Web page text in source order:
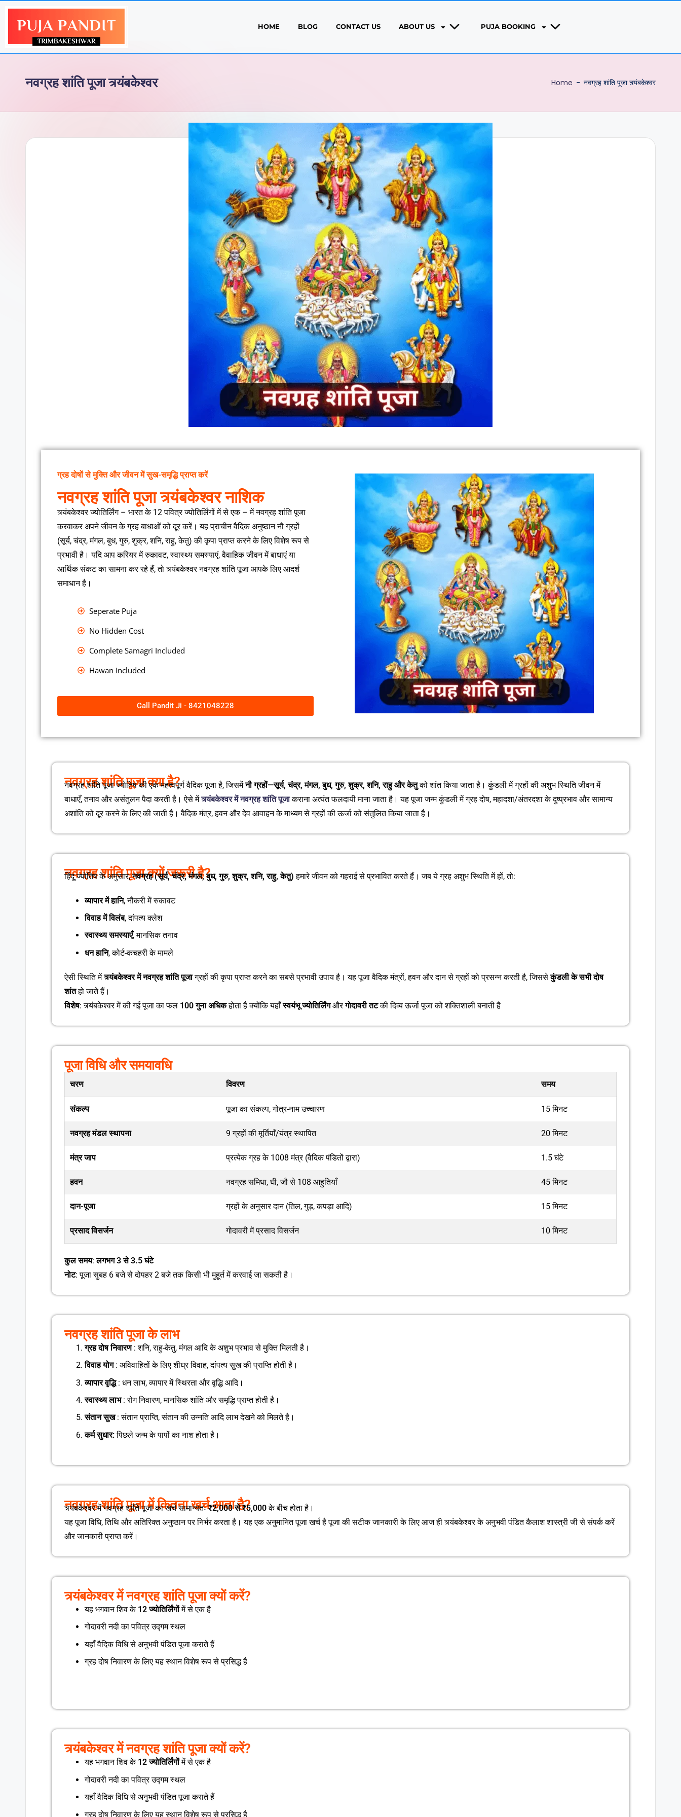
HOME BLOG CONTACT US ABOUT US PUJA BOOKING
नवग्रह शांति पूजा त्र्यंबकेश्वर Home - नवग्रह शांति पूजा त्र्यंबकेश्वर
ग्रह दोषों से मुक्ति और जीवन में सुख-समृद्धि प्राप्त करें
नवग्रह शांति पूजा त्र्यंबकेश्वर नाशिक
त्र्यंबकेश्वर ज्योतिर्लिंग – भारत के 12 पवित्र ज्योतिर्लिंगों में से एक – में नवग्रह शांति पूजा
करवाकर अपने जीवन के ग्रह बाधाओं को दूर करें। यह प्राचीन वैदिक अनुष्ठान नौ ग्रहों
(सूर्य, चंद्र, मंगल, बुध, गुरु, शुक्र, शनि, राहु, केतु) की कृपा प्राप्त करने के लिए विशेष रूप से
प्रभावी है। यदि आप करियर में रुकावट, स्वास्थ्य समस्याएं, वैवाहिक जीवन में बाधाएं या
आर्थिक संकट का सामना कर रहे हैं, तो त्र्यंबकेश्वर नवग्रह शांति पूजा आपके लिए आदर्श
समाधान है।
Seperate Puja
No Hidden Cost
Complete Samagri Included
Hawan Included
Call Pandit Ji - 8421048228
नवग्रह शांति पूजा क्या है?
नवग्रह शांति पूजा ज्योतिष की एक महत्वपूर्ण वैदिक पूजा है, जिसमेंनौ ग्रहों—सूर्य, चंद्र, मंगल, बुध, गुरु, शुक्र, शनि, राहु और केतुको शांत किया जाता है। कुंडली में ग्रहों की अशुभ स्थिति जीवन में
बाधाएँ, तनाव और असंतुलन पैदा करती है। ऐसे मेंत्र्यंबकेश्वर में नवग्रह शांति पूजाकराना अत्यंत फलदायी माना जाता है। यह पूजा जन्म कुंडली में ग्रह दोष, महादशा/अंतरदशा के दुष्प्रभाव और सामान्य
अशांति को दूर करने के लिए की जाती है। वैदिक मंत्र, हवन और देव आवाहन के माध्यम से ग्रहों की ऊर्जा को संतुलित किया जाता है।
नवग्रह शांति पूजा क्यों जरूरी है?
हिंदू ज्योतिष के अनुसार,नवग्रह (सूर्य, चंद्र, मंगल, बुध, गुरु, शुक्र, शनि, राहु, केतु) हमारे जीवन को गहराई से प्रभावित करते हैं। जब ये ग्रह अशुभ स्थिति में हों, तो:
व्यापार में हानि, नौकरी में रुकावट
विवाह में विलंब, दांपत्य क्लेश
स्वास्थ्य समस्याएँ, मानसिक तनाव
धन हानि, कोर्ट-कचहरी के मामले
ऐसी स्थिति मेंत्र्यंबकेश्वर में नवग्रह शांति पूजाग्रहों की कृपा प्राप्त करने का सबसे प्रभावी उपाय है। यह पूजा वैदिक मंत्रों, हवन और दान से ग्रहों को प्रसन्न करती है, जिससेकुंडली के सभी दोष
शांतहो जाते हैं।
विशेष: त्र्यंबकेश्वर में की गई पूजा का फल 100 गुना अधिकहोता है क्योंकि यहाँस्वयंभू ज्योतिर्लिंगऔरगोदावरी तटकी दिव्य ऊर्जा पूजा को शक्तिशाली बनाती है
पूजा विधि और समयावधि
चरण विवरण समय
संकल्प पूजा का संकल्प, गोत्र-नाम उच्चारण 15 मिनट
नवग्रह मंडल स्थापना 9 ग्रहों की मूर्तियाँ/यंत्र स्थापित 20 मिनट
मंत्र जाप प्रत्येक ग्रह के 1008 मंत्र (वैदिक पंडितों द्वारा) 1.5 घंटे
हवन नवग्रह समिधा, घी, जौ से 108 आहुतियाँ 45 मिनट
दान-पूजा ग्रहों के अनुसार दान (तिल, गुड़, कपड़ा आदि) 15 मिनट
प्रसाद विसर्जन गोदावरी में प्रसाद विसर्जन 10 मिनट
कुल समय:लगभग 3 से 3.5 घंटे
नोट: पूजा सुबह 6 बजे से दोपहर 2 बजे तक किसी भी मुहूर्त में करवाई जा सकती है।
नवग्रह शांति पूजा के लाभ
ग्रह दोष निवारण: शनि, राहु-केतु, मंगल आदि के अशुभ प्रभाव से मुक्ति मिलती है।
विवाह योग: अविवाहितों के लिए शीघ्र विवाह, दांपत्य सुख की प्राप्ति होती है।
व्यापार वृद्धि: धन लाभ, व्यापार में स्थिरता और वृद्धि आदि।
स्वास्थ्य लाभ: रोग निवारण, मानसिक शांति और समृद्धि प्राप्त होती है।
संतान सुख: संतान प्राप्ति, संतान की उन्नति आदि लाभ देखने को मिलते है।
कर्म सुधार:पिछले जन्म के पापों का नाश होता है।
नवग्रह शांति पूजा में कितना खर्च आता है?
त्र्यंबकेश्वर में नवग्रह शांति पूजा का खर्च सामान्यतः₹2,000 से ₹5,000के बीच होता है।
यह पूजा विधि, तिथि और अतिरिक्त अनुष्ठान पर निर्भर करता है। यह एक अनुमानित पूजा खर्च है पूजा की सटीक जानकारी के लिए आज ही त्र्यंबकेश्वर के अनुभवी पंडित कैलाश शास्त्री जी से संपर्क करें
और जानकारी प्राप्त करें।
त्र्यंबकेश्वर में नवग्रह शांति पूजा क्यों करें?
यह भगवान शिव के 12 ज्योतिर्लिंगोंमें से एक है
गोदावरी नदी का पवित्र उद्गम स्थल
यहाँ वैदिक विधि से अनुभवी पंडित पूजा कराते हैं
ग्रह दोष निवारण के लिए यह स्थान विशेष रूप से प्रसिद्ध है
त्र्यंबकेश्वर में नवग्रह शांति पूजा क्यों करें?
यह भगवान शिव के 12 ज्योतिर्लिंगोंमें से एक है
गोदावरी नदी का पवित्र उद्गम स्थल
यहाँ वैदिक विधि से अनुभवी पंडित पूजा कराते हैं
ग्रह दोष निवारण के लिए यह स्थान विशेष रूप से प्रसिद्ध है